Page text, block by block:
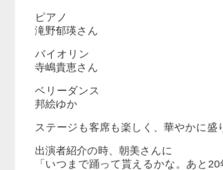
ピアノ
滝野郁瑛さん
バイオリン
寺嶋貴恵さん
ベリーダンス
邦絵ゆか
ステージも客席も楽しく、華やかに盛
出演者紹介の時、朝美さんに
「いつまで踊って貰えるかな。あと